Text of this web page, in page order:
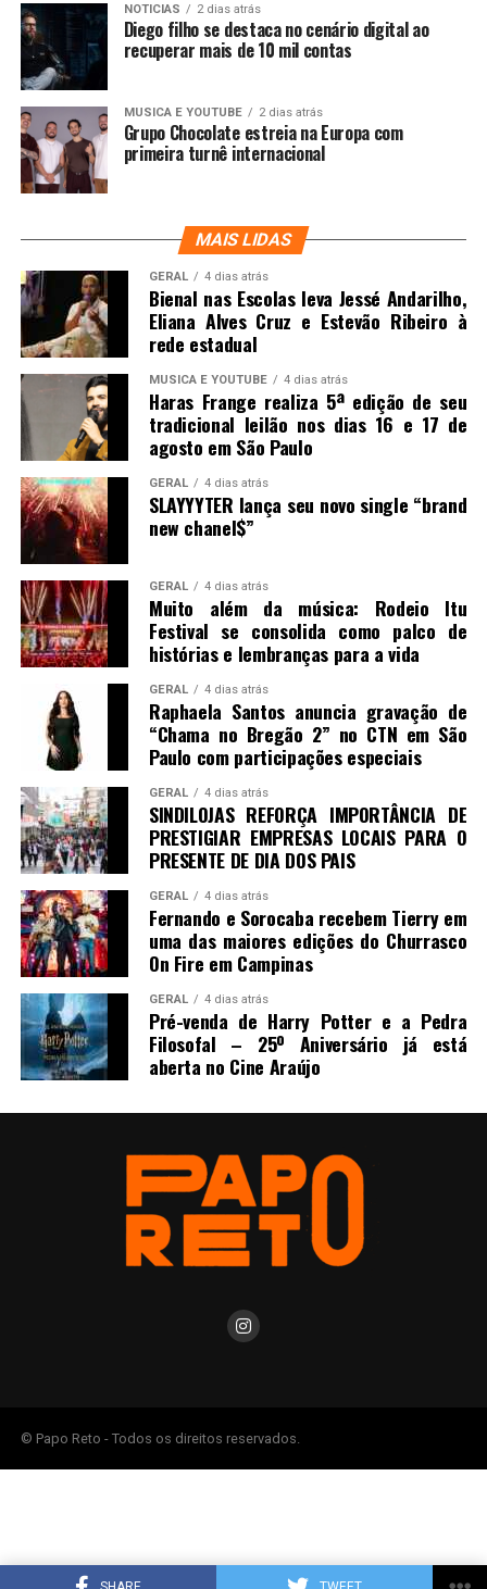
NOTICIAS 2 dias atrás
Diego filho se destaca no cenário digital ao
recuperar mais de 10 mil contas
MUSICA E YOUTUBE 2 dias atrás
Grupo Chocolate estreia na Europa com
primeira turnê internacional
MAIS LIDAS
GERAL 4 dias atrás
Bienal nas Escolas leva Jessé Andarilho,
Eliana Alves Cruz e Estevão Ribeiro à
rede estadual
MUSICA E YOUTUBE 4 dias atrás
Haras Frange realiza 5ª edição de seu
tradicional leilão nos dias 16 e 17 de
agosto em São Paulo
GERAL 4 dias atrás
SLAYYYTER lança seu novo single “brand
new chanel$”
GERAL 4 dias atrás
Muito além da música: Rodeio Itu
Festival se consolida como palco de
histórias e lembranças para a vida
GERAL 4 dias atrás
Raphaela Santos anuncia gravação de
“Chama no Bregão 2” no CTN em São
Paulo com participações especiais
GERAL 4 dias atrás
SINDILOJAS REFORÇA IMPORTÂNCIA DE
PRESTIGIAR EMPRESAS LOCAIS PARA O
PRESENTE DE DIA DOS PAIS
GERAL 4 dias atrás
Fernando e Sorocaba recebem Tierry em
uma das maiores edições do Churrasco
On Fire em Campinas
GERAL 4 dias atrás
Pré-venda de Harry Potter e a Pedra
Filosofal – 25º Aniversário já está
aberta no Cine Araújo
© Papo Reto - Todos os direitos reservados.